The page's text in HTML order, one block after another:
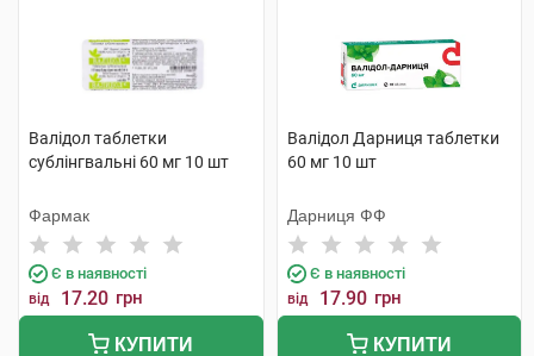
Валідол таблетки
сублінгвальні 60 мг 10 шт
Фармак
Є в наявності
від 17.20 грн
КУПИТИ
Валідол Дарниця таблетки
60 мг 10 шт
Дарниця ФФ
Є в наявності
від 17.90 грн
КУПИТИ